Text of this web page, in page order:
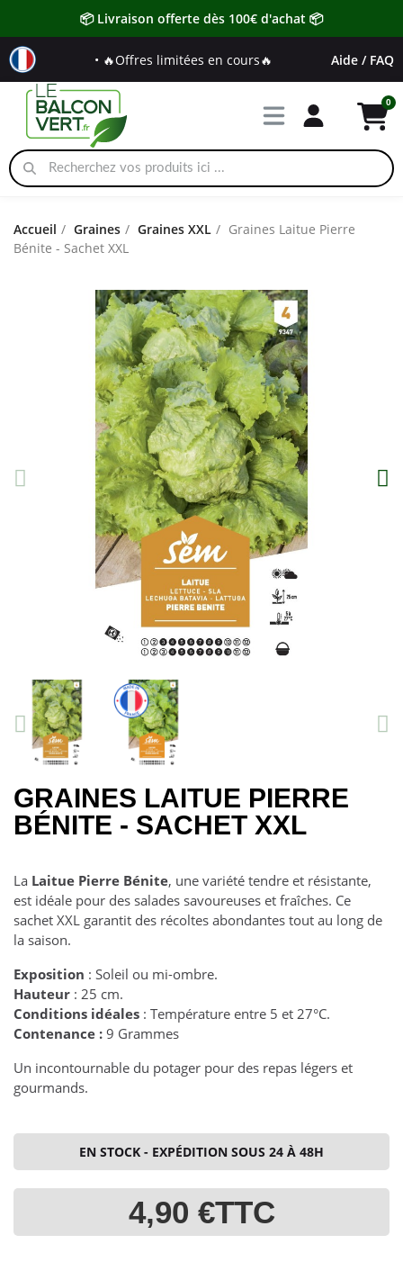
📦 Livraison offerte dès 100€ d'achat 📦
• 🔥Offres limitées en cours🔥 Aide / FAQ
Accueil Graines Graines XXL
Graines Laitue Pierre
Bénite - Sachet XXL
GRAINES LAITUE PIERRE
BÉNITE - SACHET XXL
La Laitue Pierre Bénite, une variété tendre et résistante,
est idéale pour des salades savoureuses et fraîches. Ce
sachet XXL garantit des récoltes abondantes tout au long de
la saison.
Exposition : Soleil ou mi-ombre.
Hauteur : 25 cm.
Conditions idéales : Température entre 5 et 27°C.
Contenance : 9 Grammes
Un incontournable du potager pour des repas légers et
gourmands.
EN STOCK - EXPÉDITION SOUS 24 À 48H
4,90 €TTC